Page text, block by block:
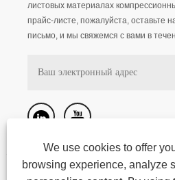
листовых материалах
прайс-листе, пожалуйста, оставьте
письмо, и мы свяжемся с вами в
Авторское право @ 2015-
We use cookies to offer
browsing experience, analyze